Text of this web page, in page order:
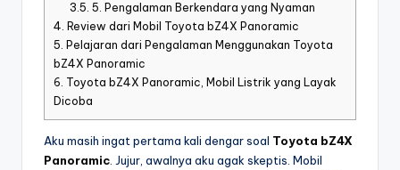
3.5. 5. Pengalaman Berkendara yang Nyaman
4. Review dari Mobil Toyota bZ4X Panoramic
5. Pelajaran dari Pengalaman Menggunakan Toyota
bZ4X Panoramic
6. Toyota bZ4X Panoramic, Mobil Listrik yang Layak
Dicoba
Aku masih ingat pertama kali dengar soal Toyota bZ4X
Panoramic . Jujur, awalnya aku agak skeptis. Mobil